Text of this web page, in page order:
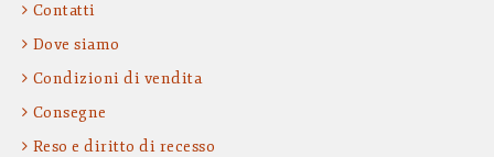
Contatti
Dove siamo
Condizioni di vendita
Consegne
Reso e diritto di recesso